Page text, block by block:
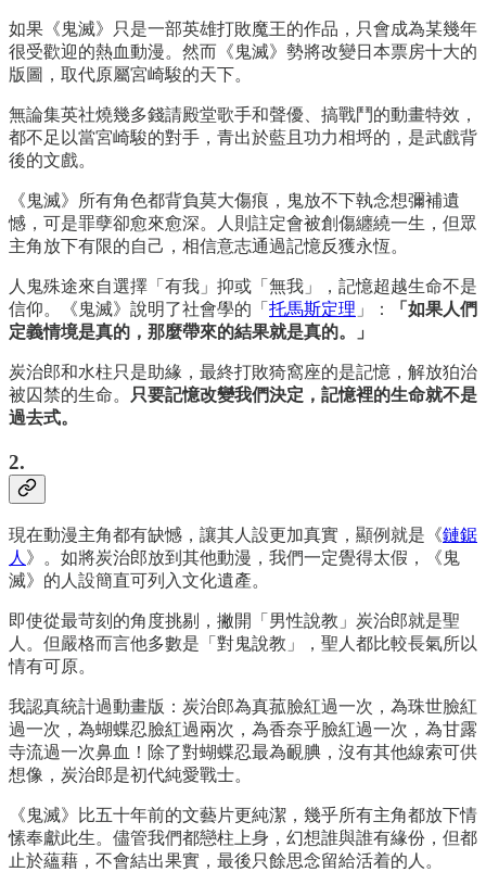
如果《鬼滅》只是一部英雄打敗魔王的作品，只會成為某幾年
很受歡迎的熱血動漫。然而《鬼滅》勢將改變日本票房十大的
版圖，取代原屬宮崎駿的天下。
無論集英社燒幾多錢請殿堂歌手和聲優、搞戰鬥的動畫特效，
都不足以當宮崎駿的對手，青出於藍且功力相埒的，是武戲背
後的文戲。
《鬼滅》所有角色都背負莫大傷痕，鬼放不下執念想彌補遺
憾，可是罪孽卻愈來愈深。人則註定會被創傷纏繞一生，但眾
主角放下有限的自己，相信意志通過記憶反獲永恆。
人鬼殊途來自選擇「有我」抑或「無我」，記憶超越生命不是
信仰。《鬼滅》說明了社會學的「 托馬斯定理 」：
「如果人們
定義情境是真的，那麼帶來的結果就是真的。」
炭治郎和水柱只是助緣，最終打敗猗窩座的是記憶，解放狛治
被囚禁的生命。
只要記憶改變我們決定，記憶裡的生命就不是
過去式。
2.
現在動漫主角都有缺憾，讓其人設更加真實，顯例就是《鏈鋸
人 》。如將炭治郎放到其他動漫，我們一定覺得太假，《鬼
滅》的人設簡直可列入文化遺產。
即使從最苛刻的角度挑剔，撇開「男性說教」炭治郎就是聖
人。但嚴格而言他多數是「對鬼說教」，聖人都比較長氣所以
情有可原。
我認真統計過動畫版：炭治郎為真菰臉紅過一次，為珠世臉紅
過一次，為蝴蝶忍臉紅過兩次，為香奈乎臉紅過一次，為甘露
寺流過一次鼻血！除了對蝴蝶忍最為靦腆，沒有其他線索可供
想像，炭治郎是初代純愛戰士。
《鬼滅》比五十年前的文藝片更純潔，幾乎所有主角都放下情
愫奉獻此生。儘管我們都戀柱上身，幻想誰與誰有緣份，但都
止於蘊藉，不會結出果實，最後只餘思念留給活着的人。